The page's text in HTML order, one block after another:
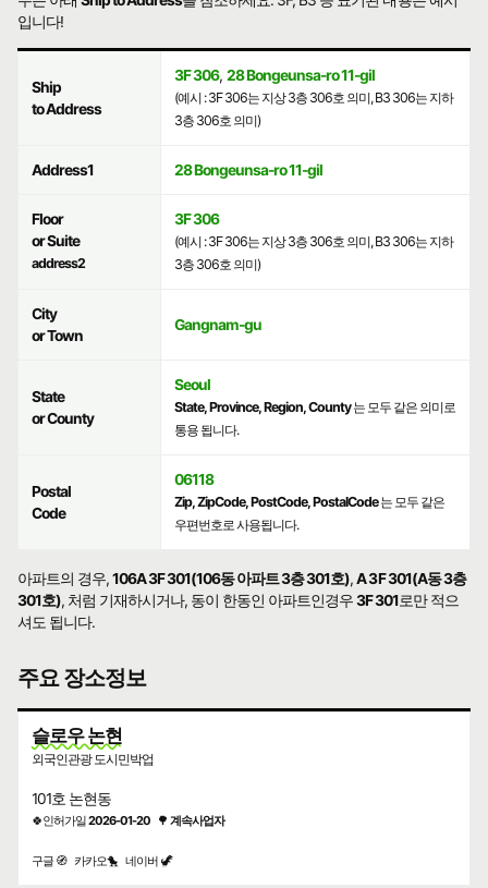
입니다!
Ship
to Address
3F 306, 28 Bongeunsa-ro 11-gil
(예시 : 3F 306는 지상 3층 306호 의미, B3 306는 지하
3층 306호 의미)
Address1 28 Bongeunsa-ro 11-gil
Floor
or Suite
address2
3F 306
(예시 : 3F 306는 지상 3층 306호 의미, B3 306는 지하
3층 306호 의미)
City
or Town
Gangnam-gu
State
or County
Seoul
State, Province, Region, County는 모두 같은 의미로
통용 됩니다.
Postal
Code
06118
Zip, ZipCode, PostCode, PostalCode는 모두 같은
우편번호로 사용됩니다.
아파트의 경우,106A 3F 301(106동 아파트 3층 301호),A 3F 301(A동 3층
301호), 처럼 기재하시거나, 동이 한동인 아파트인경우3F 301로만 적으
셔도 됩니다.
주요 장소정보
슬로우 논현
외국인관광 도시민박업
101호 논현동
🍀인허가일2026-01-20 🌳 계속사업자
구글 🧭 카카오🐤 네이버 🦖